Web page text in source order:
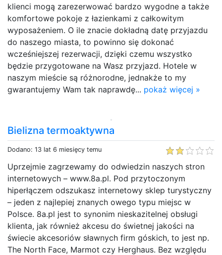
klienci mogą zarezerwować bardzo wygodne a także
komfortowe pokoje z łazienkami z całkowitym
wyposażeniem. O ile znacie dokładną datę przyjazdu
do naszego miasta, to powinno się dokonać
wcześniejszej rezerwacji, dzięki czemu wszystko
będzie przygotowane na Wasz przyjazd. Hotele w
naszym mieście są różnorodne, jednakże to my
gwarantujemy Wam tak naprawdę... pokaż więcej »
Bielizna termoaktywna
Dodano: 13 lat 6 miesięcy temu
Uprzejmie zagrzewamy do odwiedzin naszych stron
internetowych – www.8a.pl. Pod przytoczonym
hiperłączem odszukasz internetowy sklep turystyczny
– jeden z najlepiej znanych owego typu miejsc w
Polsce. 8a.pl jest to synonim nieskazitelnej obsługi
klienta, jak również akcesu do świetnej jakości na
świecie akcesoriów sławnych firm góskich, to jest np.
The North Face, Marmot czy Herghaus. Bez względu